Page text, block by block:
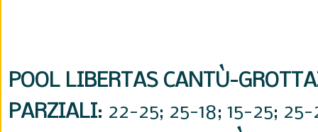
POOL LIBERTAS CANTÙ-
PARZIALI: 22-25; 25-18; 15-25;